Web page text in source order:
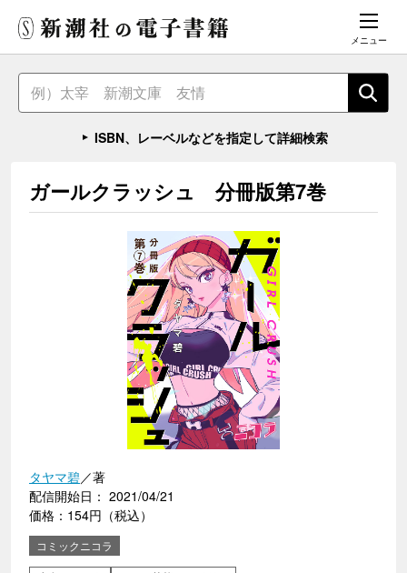
メニュー
ISBN、レーベルなどを指定して詳細検索
ガールクラッシュ 分冊版第7巻
タヤマ碧／著
配信開始日： 2021/04/21
価格：154円（税込）
コミックニコラ